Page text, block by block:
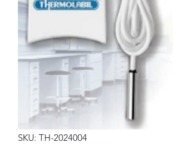
SKU: TH-2024004